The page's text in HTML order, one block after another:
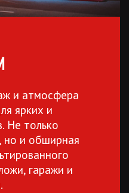
и атмосфера
ярких и
Не только
но и обширная
гаражи и